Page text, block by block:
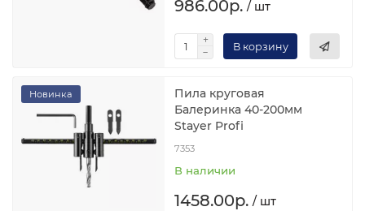
986.00р. / шт
В корзину
Новинка
Пила круговая
Балеринка 40-200мм
Stayer Profi
7353
В наличии
1458.00р. / шт